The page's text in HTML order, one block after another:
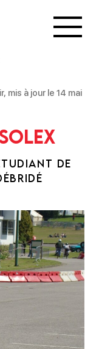
mis à jour le 14 mai
DE